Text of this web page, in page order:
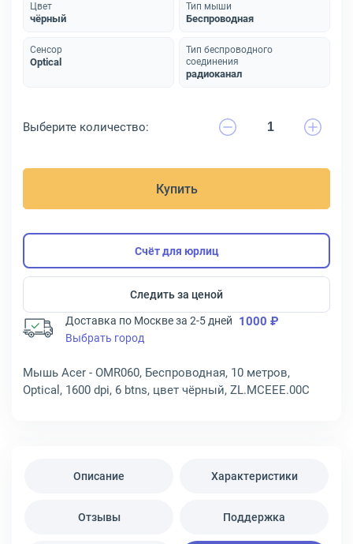
Цвет
чёрный
Тип мыши
Беспроводная
Сенсор
Optical
Тип беспроводного
соединения
радиоканал
Выберите количество:
Купить
Счёт для юрлиц
Следить за ценой
Доставка по Москве за 2-5 дней 1000 ₽
Выбрать город
Мышь Acer - OMR060, Беспроводная, 10 метров,
Optical, 1600 dpi, 6 btns, цвет чёрный, ZL.MCEEE.00C
Описание Характеристики
Отзывы Поддержка